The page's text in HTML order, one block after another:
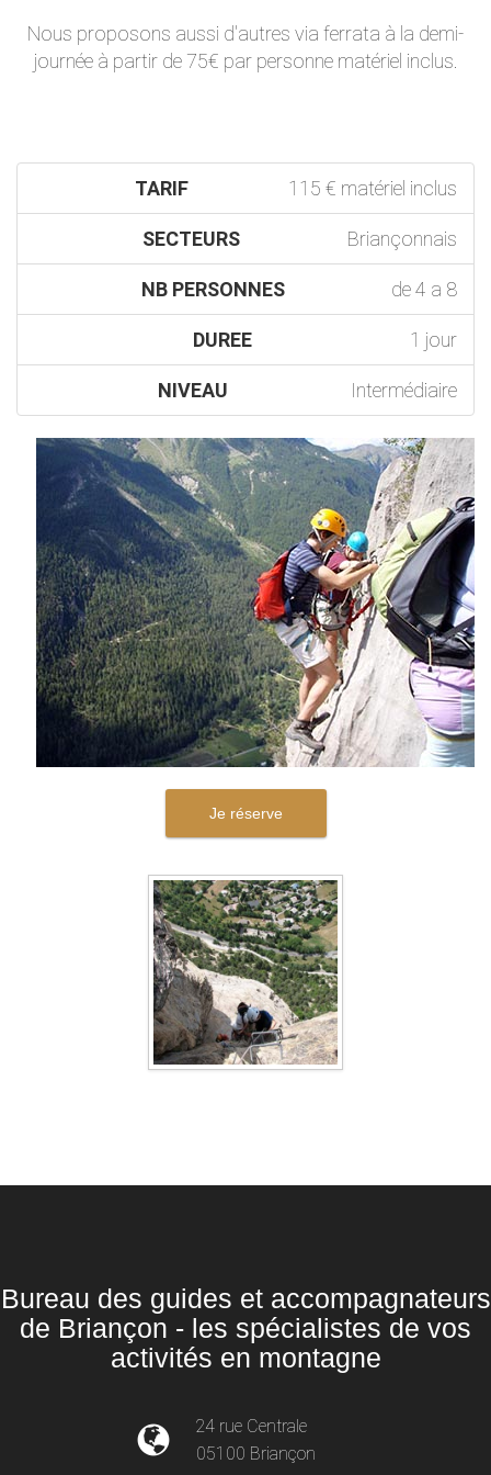
Nous proposons aussi d'autres via ferrata à la demi-
journée à partir de 75€ par personne matériel inclus.
TARIF 115 € matériel inclus
SECTEURS Briançonnais
NB PERSONNES de 4 a 8
DUREE 1 jour
NIVEAU Intermédiaire
Je réserve
Bureau des guides et accompagnateurs
de Briançon - les spécialistes de vos
activités en montagne
24 rue Centrale
05100 Briançon